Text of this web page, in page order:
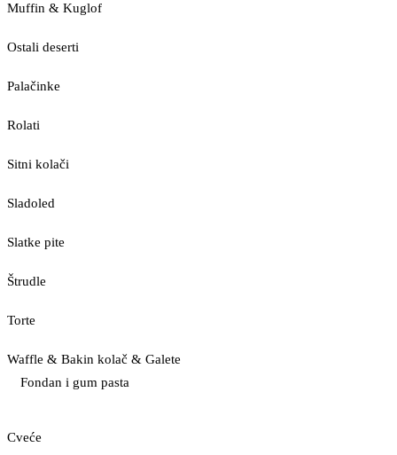
Muffin & Kuglof
Ostali deserti
Palačinke
Rolati
Sitni kolači
Sladoled
Slatke pite
Štrudle
Torte
Waffle & Bakin kolač & Galete
Fondan i gum pasta
Cveće